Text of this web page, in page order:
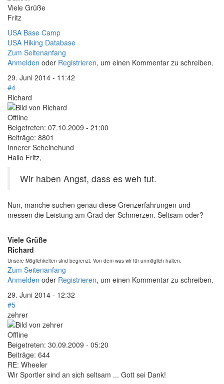
Viele Grüße
Fritz
USA Base Camp
USA Hiking Database
Zum Seitenanfang
Anmelden oder Registrieren, um einen Kommentar zu schreiben.
29. Juni 2014 - 11:42
#4
Richard
Offline
Beigetreten: 07.10.2009 - 21:00
Beiträge: 8801
Innerer Scheinehund
Hallo Fritz,
Wir haben Angst, dass es weh tut.
Nun, manche suchen genau diese Grenzerfahrungen und
messen die Leistung am Grad der Schmerzen. Seltsam oder?
Viele Grüße
Richard
Unsere Möglichkeiten sind begrenzt. Von dem was wir für unmöglich halten.
Zum Seitenanfang
Anmelden oder Registrieren, um einen Kommentar zu schreiben.
29. Juni 2014 - 12:32
#5
zehrer
Offline
Beigetreten: 30.09.2009 - 05:20
Beiträge: 644
RE: Wheeler
Wir Sportler sind an sich seltsam ... Gott sei Dank!